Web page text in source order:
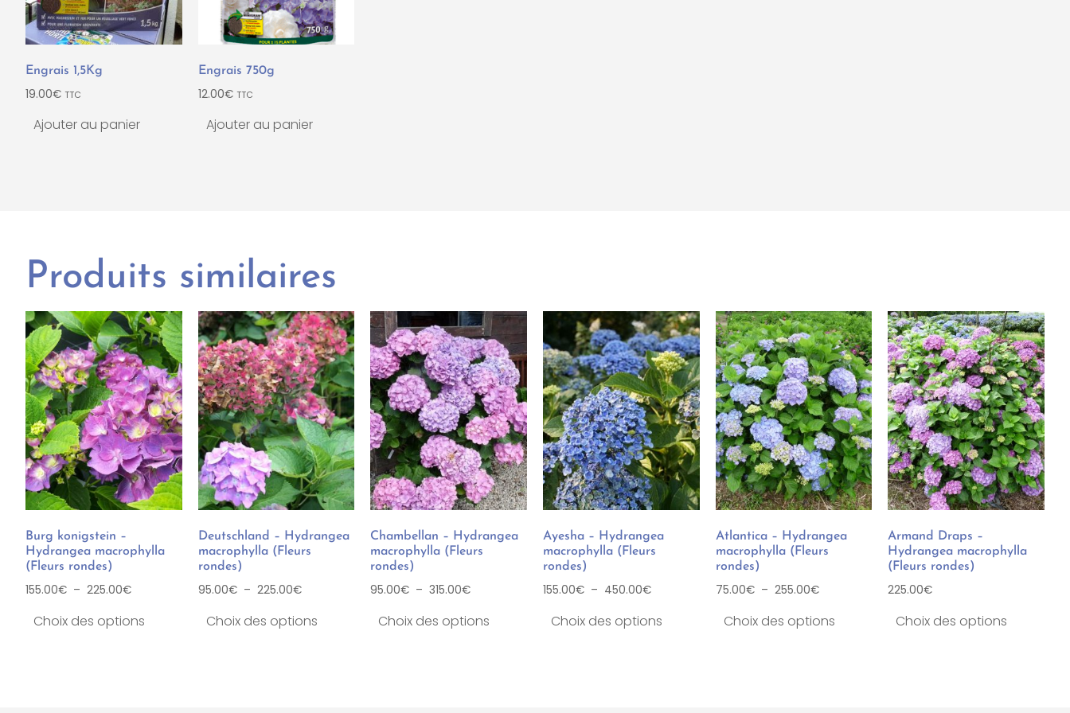
Engrais 1,5Kg
19.00€ TTC
Ajouter au panier
Engrais 750g
12.00€ TTC
Ajouter au panier
Produits similaires
Burg konigstein –
Hydrangea macrophylla
(Fleurs rondes)
155.00€ – 225.00€
Choix des options
Deutschland – Hydrangea
macrophylla (Fleurs
rondes)
95.00€ – 225.00€
Choix des options
Chambellan – Hydrangea
macrophylla (Fleurs
rondes)
95.00€ – 315.00€
Choix des options
Ayesha – Hydrangea
macrophylla (Fleurs
rondes)
155.00€ – 450.00€
Choix des options
Atlantica – Hydrangea
macrophylla (Fleurs
rondes)
75.00€ – 255.00€
Choix des options
Armand Draps –
Hydrangea macrophylla
(Fleurs rondes)
225.00€
Choix des options